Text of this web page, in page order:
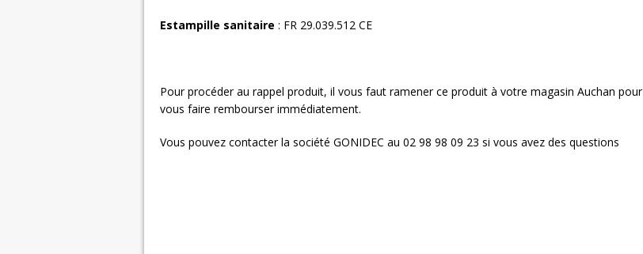
Estampille sanitaire : FR 29.039.512 CE
Pour procéder au rappel produit, il vous faut ramener ce produit à votre magasin Auchan pour
vous faire rembourser immédiatement.
Vous pouvez contacter la société GONIDEC au 02 98 98 09 23 si vous avez des questions